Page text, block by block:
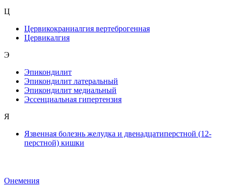
Ц
Цервикокраниалгия вертеброгенная
Цервикалгия
Э
Эпикондилит
Эпикондилит латеральный
Эпикондилит медиальный
Эссенциальная гипертензия
Я
Язвенная болезнь желудка и двенадцатиперстной (12-
перстной) кишки
Онемения